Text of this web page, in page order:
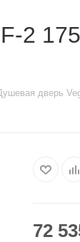
2
дверь
72